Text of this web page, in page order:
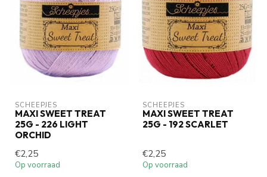
SCHEEPJES
MAXI SWEET TREAT
25G - 226 LIGHT
ORCHID
€2,25
Op voorraad
SCHEEPJES
MAXI SWEET TREAT
25G - 192 SCARLET
€2,25
Op voorraad